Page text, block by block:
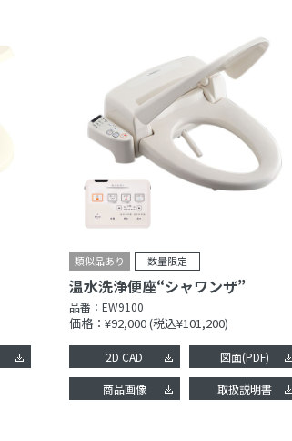
温水洗浄便座“シャワンザ”
品番： EW9100
価格：¥92,000(税込¥101,200)
2D CAD 図面(PDF)
商品画像 取扱説明書